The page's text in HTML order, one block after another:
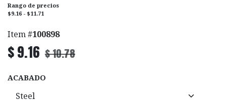
Rango de precios
$9.16 - $11.71
Item #100898
$9.16 $10.78
ACABADO